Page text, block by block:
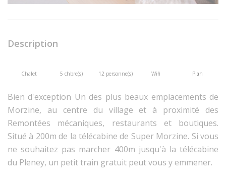
Description
Chalet 5 chbre(s) 12 personne(s) Wifi Plan
Bien d'exception Un des plus beaux emplacements de
Morzine, au centre du village et à proximité des
Remontées mécaniques, restaurants et boutiques.
Situé à 200m de la télécabine de Super Morzine. Si vous
ne souhaitez pas marcher 400m jusqu'à la télécabine
du Pleney, un petit train gratuit peut vous y emmener.